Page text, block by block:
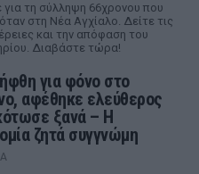
τη σύλληψη 66χρονου που
στη Νέα Αγχίαλο. Δείτε τις
και την απόφαση του
Διαβάστε τώρα!
για φόνο στο
αφέθηκε ελεύθερος
ξανά – Η
ζητά συγγνώμη